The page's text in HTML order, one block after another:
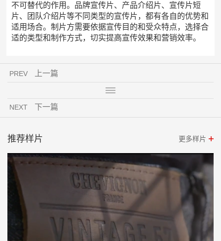
不可替代的作用。品牌宣传片、产品介绍片、宣传片短
片、团队介绍片等不同类型的宣传片，都有各自的优势和
适用场合。制片方需要依据宣传目的和受众特点，选择合
适的类型和制作方式，切实提高宣传效果和营销效率。
PREV 上一篇
NEXT 下一篇
推荐样片 更多样片